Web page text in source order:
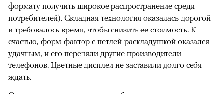
00:00 / 00:00
формату получить широкое распространение среди
потребителей). Складная технология оказалась дорогой
и требовалось время, чтобы снизить ее стоимость. К
счастью, форм-фактор с петлей-раскладушкой оказался
удачным, и его переняли другие производители
телефонов. Цветные дисплеи не заставили долго себя
ждать.